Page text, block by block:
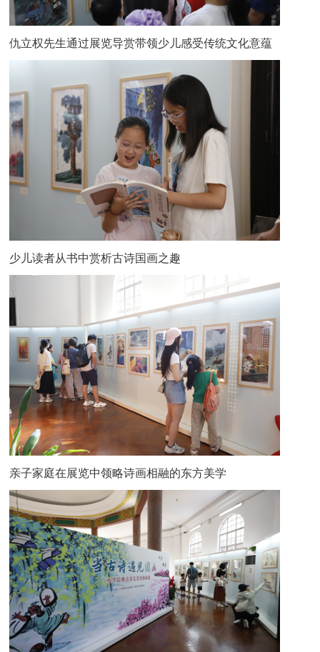
仇立权先生通过展览导赏带领少儿感受传统文化意蕴
少儿读者从书中赏析古诗国画之趣
亲子家庭在展览中领略诗画相融的东方美学